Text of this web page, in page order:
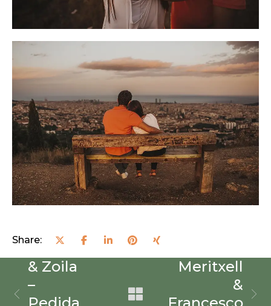
Share:Ignacio
& Zoila
–
Meritxell
&